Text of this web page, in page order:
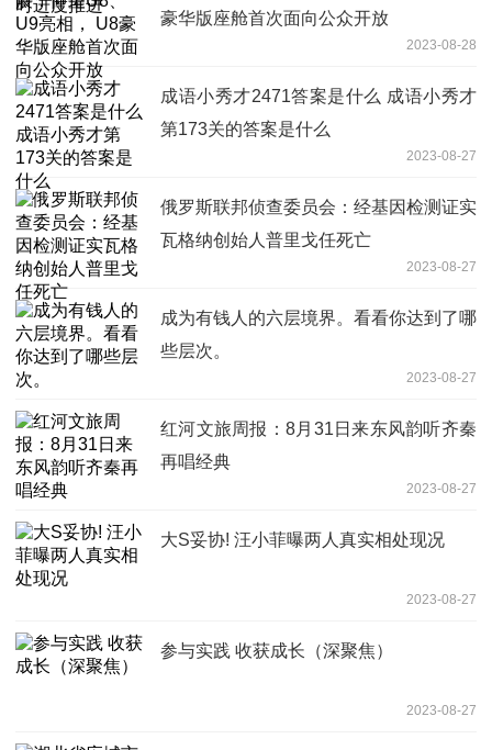
豪华版座舱首次面向公众开放
2023-08-28
成语小秀才2471答案是什么 成语小秀才
第173关的答案是什么
2023-08-27
俄罗斯联邦侦查委员会：经基因检测证实
瓦格纳创始人普里戈任死亡
2023-08-27
成为有钱人的六层境界。看看你达到了哪
些层次。
2023-08-27
红河文旅周报：8月31日来东风韵听齐秦
再唱经典
2023-08-27
大S妥协! 汪小菲曝两人真实相处现况
2023-08-27
参与实践 收获成长（深聚焦）
2023-08-27